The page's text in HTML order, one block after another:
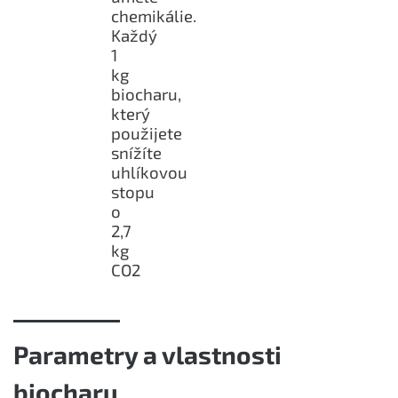
chemikálie.
Každý
1
kg
biocharu,
který
použijete
snížíte
uhlíkovou
stopu
o
2,7
kg
CO2
Parametry a vlastnosti